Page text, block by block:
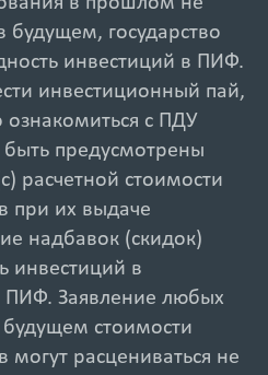
государство
инвестиций в ПИФ.
инвестиционный пай,
ознакомиться с ПДУ
предусмотрены
расчетной стоимости
при их выдаче
надбавок (скидок)
инвестиций в
ПИФ. Заявление любых
стоимости
могут расцениваться не